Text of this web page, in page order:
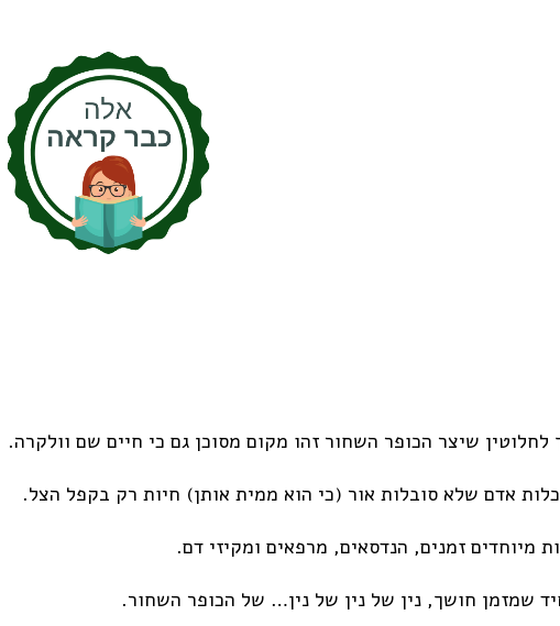
שיצר הכופר השחור זהו מקום מסוכן גם כי חיים שם וולקרה.
אדם שלא סובלות אור (כי הוא ממית אותן) חיות רק בקפל הצל.
מיוחדים זמנים, הנדסאים, מרפאים ומקיזי דם.
שמזמן חושך, נין של נין של נין… של הכופר השחור.